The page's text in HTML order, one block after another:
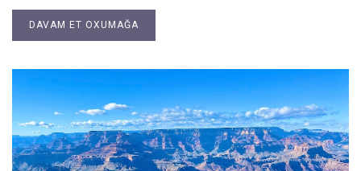
DAVAM ET OXUMAĞA